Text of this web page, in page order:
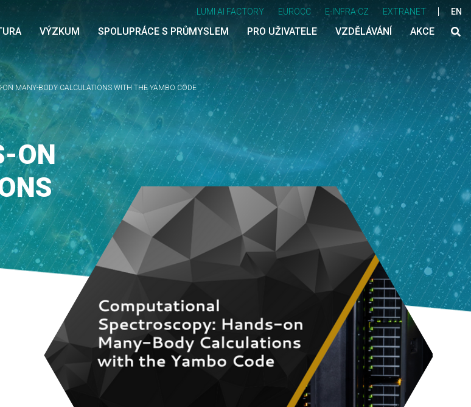
LUMI AI FACTORY EUROCC E-INFRA CZ EXTRANET EN
VÝZKUM SPOLUPRÁCE S PRŮMYSLEM PRO UŽIVATELE VZDĚLÁVÁNÍ AKCE
MANY-BODY CALCULATIONS WITH THE YAMBO CODE
ON